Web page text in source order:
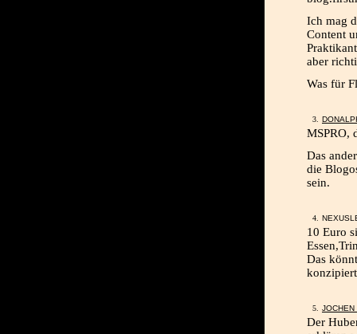
Ich mag
Content
aber
Was für
MSPRO,
Das
die
sein.
10 Euro
Das
JOCHEN
Der